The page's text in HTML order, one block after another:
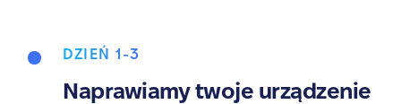
DZIEŃ 1-3
Naprawiamy twoje urządzenie